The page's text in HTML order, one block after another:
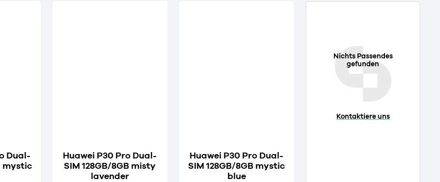
Dual-
mystic
Huawei P30 Pro Dual-
SIM 128GB/8GB misty
lavender
Huawei P30 Pro Dual-
SIM 128GB/8GB mystic
blue
Nichts Passendes
gefunden
Kontaktiere uns